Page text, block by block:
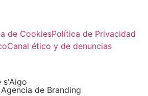
de CookiesPolítica de Privacidad
Canal ético y de denuncias
s'Aigo
de Branding